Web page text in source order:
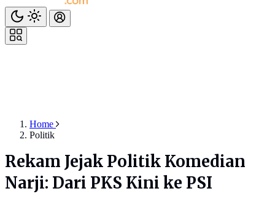
Home
Politik
Rekam Jejak Politik Komedian
Narji: Dari PKS Kini ke PSI